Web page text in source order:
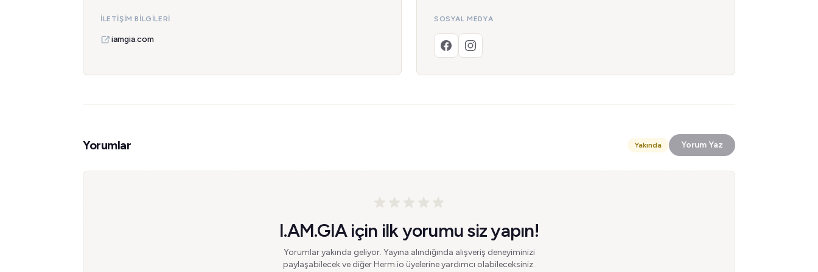
İLETIŞIM BILGILERI
iamgia.com
SOSYAL MEDYA
Yorumlar Yakında Yorum Yaz
I.AM.GIA için ilk yorumu siz yapın!
Yorumlar yakında geliyor. Yayına alındığında alışveriş deneyiminizi
paylaşabilecek ve diğer Herm.io üyelerine yardımcı olabileceksiniz.